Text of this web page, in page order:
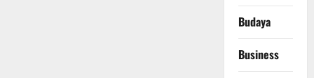
Budaya
Business